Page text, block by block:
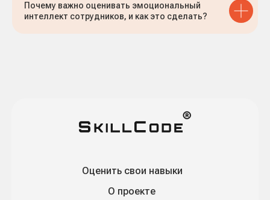
Почему важно оценивать эмоциональный
интеллект сотрудников, и как это сделать?